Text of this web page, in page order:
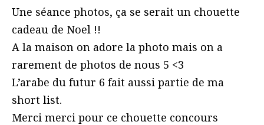
Une séance photos, ça se serait un chouette
cadeau de Noel !!
A la maison on adore la photo mais on a
rarement de photos de nous 5 <3
L’arabe du futur 6 fait aussi partie de ma
short list.
Merci merci pour ce chouette concours